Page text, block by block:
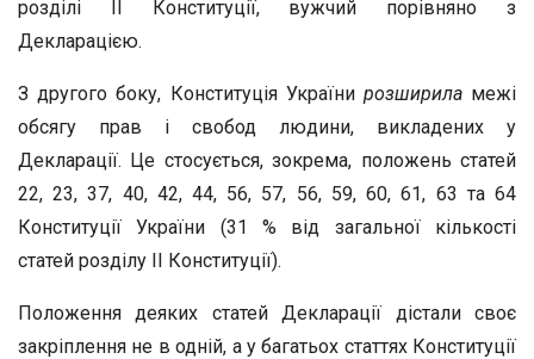
розділі II Конституції, вужчий порівняно з
Декларацією.
З другого боку, Конституція України розширила межі
обсягу прав і свобод людини, викладених у
Декларації. Це стосується, зокрема, положень статей
22, 23, 37, 40, 42, 44, 56, 57, 56, 59, 60, 61, 63 та 64
Конституції України (31 % від загальної кількості
статей розділу II Конституції).
Положення деяких статей Декларації дістали своє
закріплення не в одній, а у багатьох статтях Конституції